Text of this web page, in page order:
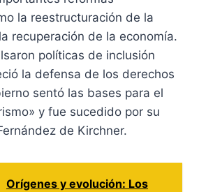
la reestructuración de la
recuperación de la economía.
políticas de inclusión
la defensa de los derechos
sentó las bases para el
y fue sucedido por su
de Kirchner.
Orígenes y evolución: Los